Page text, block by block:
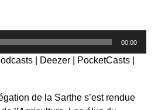
00:00
Deezer PocketCasts
de la Sarthe s’est rendue